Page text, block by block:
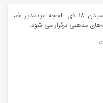
به گزارش خبرگزاری مهر، به مناسبت فرا رسیدن ۱۸ ذی الحجه عیدغدیر خم
مذهبی برگزار می شود.